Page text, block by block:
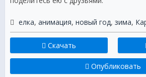
елка, анимация, новый год, зима,
Скачать
Опубликовать